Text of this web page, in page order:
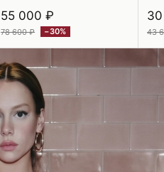
55 000 ₽
78 600 ₽ −30% 43